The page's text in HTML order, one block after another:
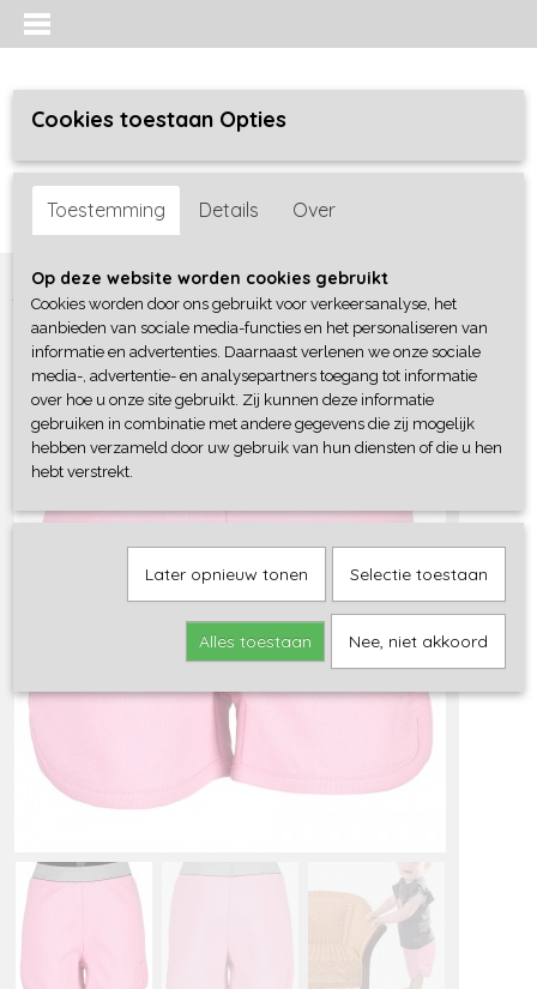
Inloggen Registreren
Geen producten
Home >Meisjes baby>broeken / leggings>Blue Seven
Cookies toestaan Opties
Toestemming Details Over
Op deze website worden cookies gebruikt
Cookies worden door ons gebruikt voor verkeersanalyse, het
aanbieden van sociale media-functies en het personaliseren van
informatie en advertenties. Daarnaast verlenen we onze sociale
media-, advertentie- en analysepartners toegang tot informatie
over hoe u onze site gebruikt. Zij kunnen deze informatie
gebruiken in combinatie met andere gegevens die zij mogelijk
hebben verzameld door uw gebruik van hun diensten of die u hen
hebt verstrekt.
Later opnieuw tonen Selectie toestaan
Alles toestaan Nee, niet akkoord